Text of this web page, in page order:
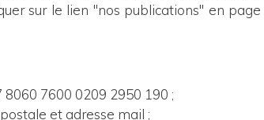
sur le lien "nos publications" en page
8060 7600 0209 2950 190 ;
et adresse mail ;